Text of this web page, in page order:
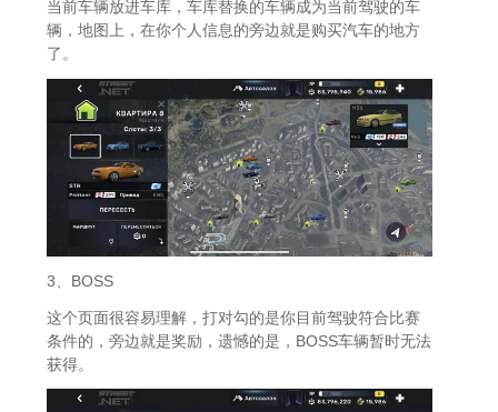
当前车辆放进车库，车库替换的车辆成为当前驾驶的车
辆，地图上，在你个人信息的旁边就是购买汽车的地方
了。
3、BOSS
这个页面很容易理解，打对勾的是你目前驾驶符合比赛
条件的，旁边就是奖励，遗憾的是，BOSS车辆暂时无法
获得。